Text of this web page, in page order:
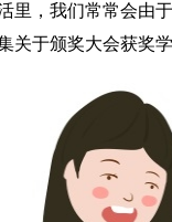
里，我们常常会由
关于颁奖大会获奖